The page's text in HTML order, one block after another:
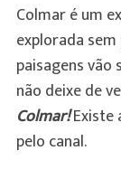
Colmar é um
explorada sem
paisagens
não deixe de
Colmar!Existe
pelo canal.